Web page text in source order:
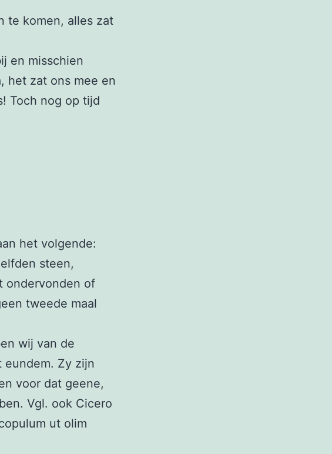
te komen, alles zat
en misschien
het zat ons mee en
Toch nog op tijd
het volgende:
steen,
ondervonden of
tweede maal
wij van de
eundem. Zy zijn
voor dat geene,
Vgl. ook Cicero
ut olim